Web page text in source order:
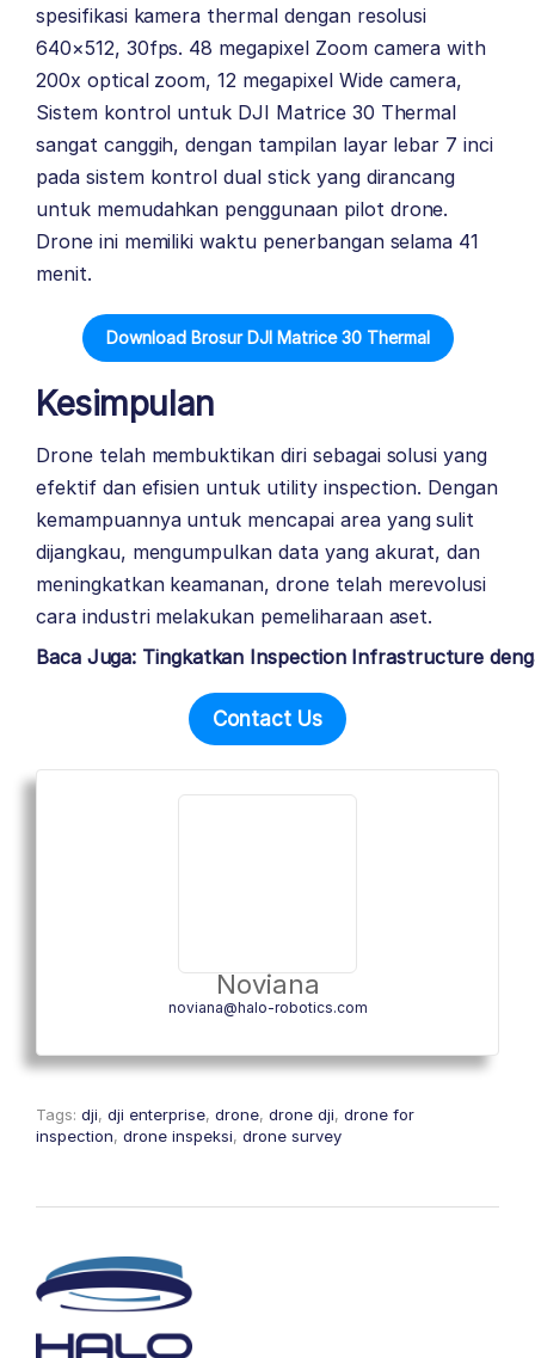
spesifikasi kamera thermal dengan resolusi
640×512, 30fps. 48 megapixel Zoom camera with
200x optical zoom, 12 megapixel Wide camera,
Sistem kontrol untuk DJI Matrice 30 Thermal
sangat canggih, dengan tampilan layar lebar 7 inci
pada sistem kontrol dual stick yang dirancang
untuk memudahkan penggunaan pilot drone.
Drone ini memiliki waktu penerbangan selama 41
menit.
Download Brosur DJI Matrice 30 Thermal
Kesimpulan
Drone telah membuktikan diri sebagai solusi yang
efektif dan efisien untuk utility inspection. Dengan
kemampuannya untuk mencapai area yang sulit
dijangkau, mengumpulkan data yang akurat, dan
meningkatkan keamanan, drone telah merevolusi
cara industri melakukan pemeliharaan aset.
Baca Juga: Tingkatkan Inspection Infrastructure
Contact Us
Noviana
noviana@halo-robotics.com
Tags: dji, dji enterprise, drone, drone dji, drone for
inspection, drone inspeksi, drone survey